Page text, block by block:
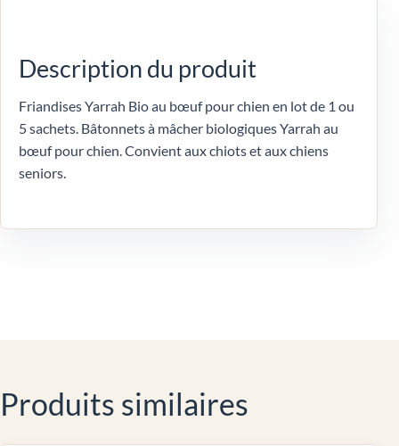
Description du produit
Friandises Yarrah Bio au bœuf pour chien en lot de 1 ou
5 sachets. Bâtonnets à mâcher biologiques Yarrah au
bœuf pour chien. Convient aux chiots et aux chiens
seniors.
Produits similaires